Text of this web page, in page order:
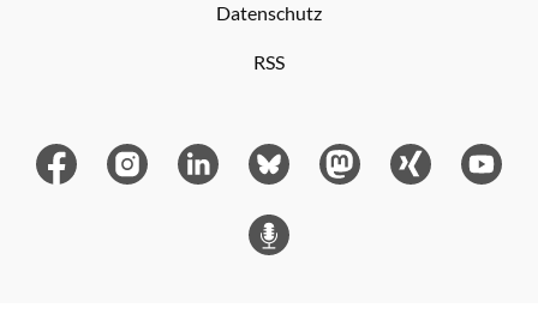
Datenschutz
RSS